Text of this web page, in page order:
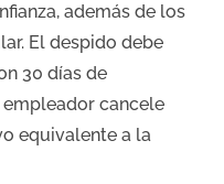
además de los
El despido debe
30 días de
cancele
equivalente a la